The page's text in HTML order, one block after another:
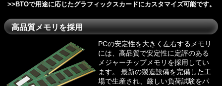
>> BTOで用途に応じたグラフィックスカードにカスタマイズ可能です。
高品質メモリを採用
PCの安定性を大きく左右するメモリ
には、高品質で安定性に定評のある
メジャーチップメモリを採用してい
ます。 最新の製造設備を完備した工
場で生産され、厳しい負荷試験をパ